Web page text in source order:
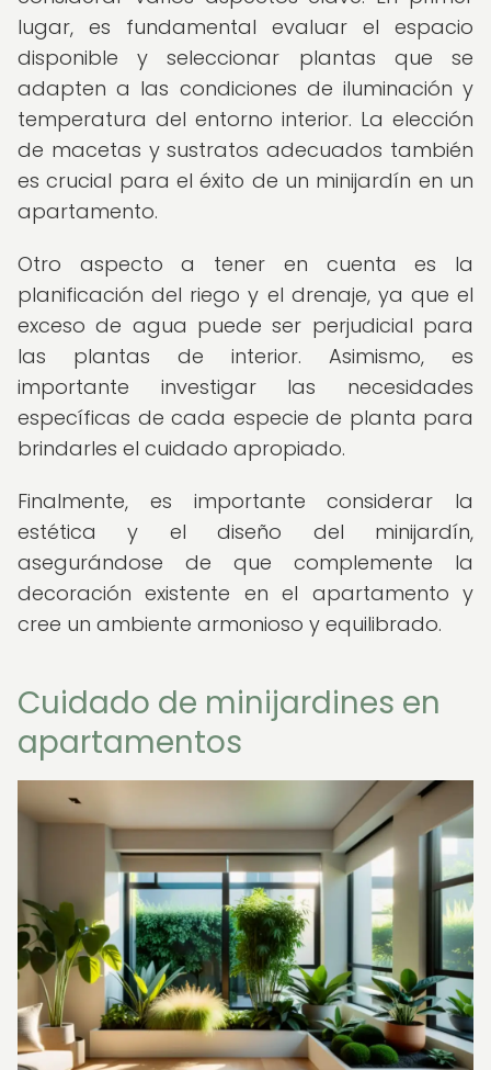
lugar, es fundamental evaluar el espacio
disponible y seleccionar plantas que se
adapten a las condiciones de iluminación y
temperatura del entorno interior. La elección
de macetas y sustratos adecuados también
es crucial para el éxito de un minijardín en un
apartamento.
Otro aspecto a tener en cuenta es la
planificación del riego y el drenaje, ya que el
exceso de agua puede ser perjudicial para
las plantas de interior. Asimismo, es
importante investigar las necesidades
específicas de cada especie de planta para
brindarles el cuidado apropiado.
Finalmente, es importante considerar la
estética y el diseño del minijardín,
asegurándose de que complemente la
decoración existente en el apartamento y
cree un ambiente armonioso y equilibrado.
Cuidado de minijardines en
apartamentos